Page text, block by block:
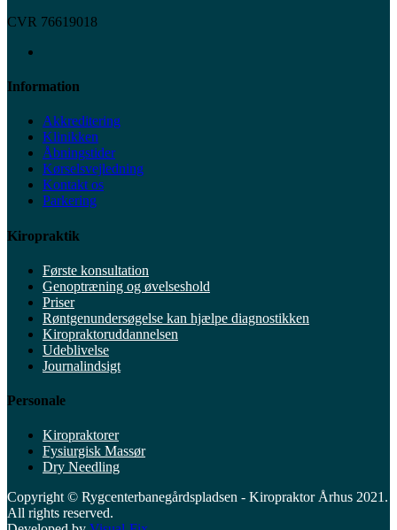
CVR 76619018
Information
Akkreditering
Klinikken
Åbningstider
Kørselsvejledning
Kontakt os
Parkering
Kiropraktik
Første konsultation
Genoptræning og øvelseshold
Priser
Røntgenundersøgelse kan hjælpe diagnostikken
Kiropraktoruddannelsen
Udeblivelse
Journalindsigt
Personale
Kiropraktorer
Fysiurgisk Massør
Dry Needling
Copyright © Rygcenterbanegårdspladsen - Kiropraktor Århus 2021.
All rights reserved.